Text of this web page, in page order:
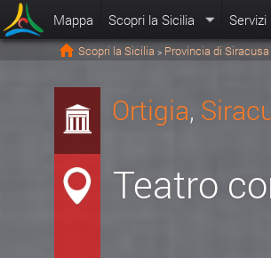
Mappa Scopri la Sicilia Servizi
Scopri la Sicilia > Provincia di Siracusa
Ortigia,
Teatro